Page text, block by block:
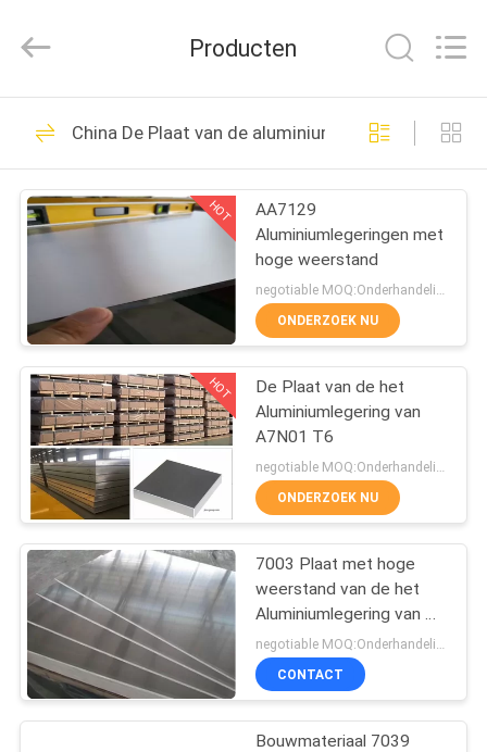
HUIS
PRODUCTEN
FABRIEKSREIS
CONTACTEER
ONS
VERZOEK
OM
EEN
CITAAT
SITEMAP
Enterprise
Management
All
Reserved.
De Plaat van de
aluminiumlegering
7
De Plaat van het
aluminiumblad
7
Geanodiseerde
aluminiumplaat
Producten
China De Plaat van de aluminiumlegering
HOT
AA7129
Aluminiumlegeringen met
hoge weerstand
negotiable MOQ:Onderhandeling
ONDERZOEK NU
HOT
De Plaat van de het
Aluminiumlegering van
A7N01 T6
ONDERZOEK NU
7003 Plaat met hoge
weerstand van de het
Aluminiumlegering van T5
T6 de Super Harde
CONTACT
Bouwmateriaal 7039